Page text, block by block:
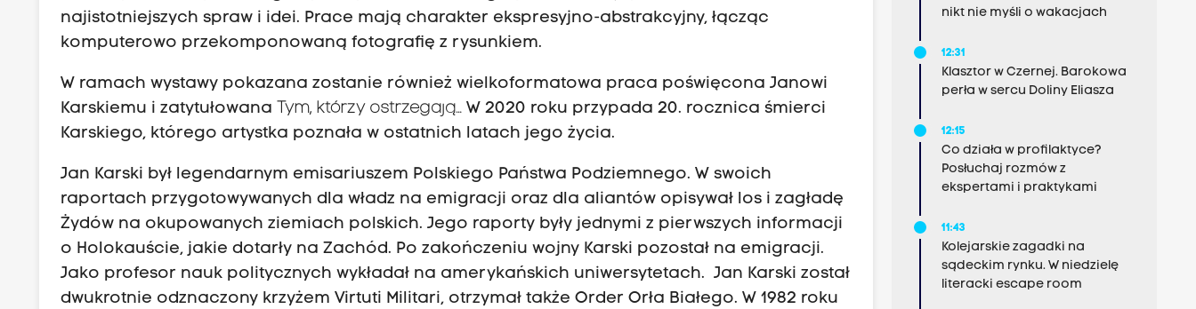
najistotniejszych spraw i idei. Prace mają charakter ekspresyjno-abstrakcyjny, łącząc
komputerowo przekomponowaną fotografię z rysunkiem.
W ramach wystawy pokazana zostanie również wielkoformatowa praca poświęcona Janowi
Karskiemu i zatytułowana Tym, którzy ostrzegają…W 2020 roku przypada 20. rocznica śmierci
Karskiego, którego artystka poznała w ostatnich latach jego życia.
Jan Karski był legendarnym emisariuszem Polskiego Państwa Podziemnego. W swoich
raportach przygotowywanych dla władz na emigracji oraz dla aliantów opisywał los i zagładę
Żydów na okupowanych ziemiach polskich. Jego raporty były jednymi z pierwszych informacji
o Holokauście, jakie dotarły na Zachód. Po zakończeniu wojny Karski pozostał na emigracji.
Jako profesor nauk politycznych wykładał na amerykańskich uniwersytetach. Jan Karski został
dwukrotnie odznaczony krzyżem Virtuti Militari, otrzymał także Order Orła Białego. W 1982 roku
nikt nie myśli o wakacjach
12:31
Klasztor w Czernej. Barokowa
perła w sercu Doliny Eliasza
12:15
Co działa w profilaktyce?
Posłuchaj rozmów z
ekspertami i praktykami
11:43
Kolejarskie zagadki na
sądeckim rynku. W niedzielę
literacki escape room